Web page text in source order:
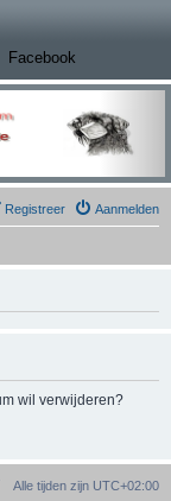
new tab)
a new tab)
Facebook
Aanmelden
Registreer
wil verwijderen?
Alle tijden zijn UTC+02:00